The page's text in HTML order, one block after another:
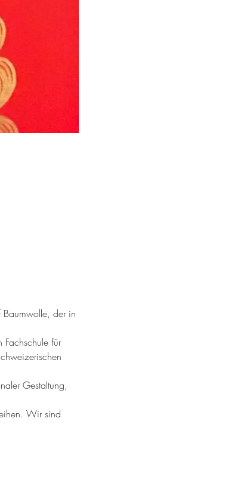
Baumwolle, der in
Fachschule für
Gestaltung,
Wir sind